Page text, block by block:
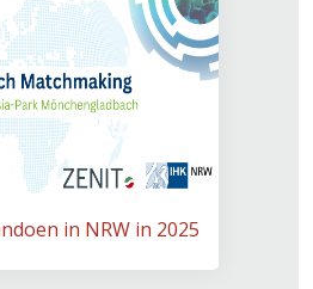
in NRW in 2025